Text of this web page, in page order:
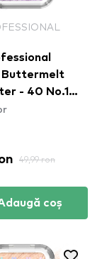
Buttermelt
- 40 No.1
49,99 ron
coș